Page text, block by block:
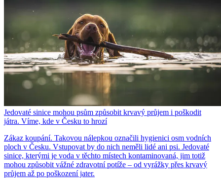
Jedovaté sinice mohou psům způsobit krvavý průjem i poškodit
játra. Víme, kde v Česku to hrozí
Zákaz koupání. Takovou nálepkou označili hygienici osm vodních
ploch v Česku. Vstupovat by do nich neměli lidé ani psi. Jedovaté
sinice, kterými je voda v těchto místech kontaminovaná, jim totiž
mohou způsobit vážné zdravotní potíže – od vyrážky přes krvavý
průjem až po poškození jater.